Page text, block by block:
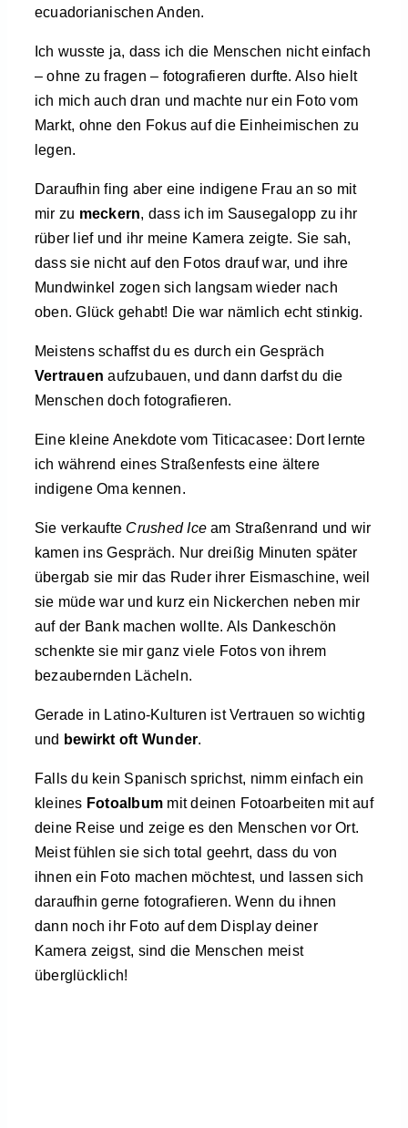
ecuadorianischen Anden.
Ich wusste ja, dass ich die Menschen nicht einfach
– ohne zu fragen – fotografieren durfte. Also hielt
ich mich auch dran und machte nur ein Foto vom
Markt, ohne den Fokus auf die Einheimischen zu
legen.
Daraufhin fing aber eine indigene Frau an so mit
mir zu meckern, dass ich im Sausegalopp zu ihr
rüber lief und ihr meine Kamera zeigte. Sie sah,
dass sie nicht auf den Fotos drauf war, und ihre
Mundwinkel zogen sich langsam wieder nach
oben. Glück gehabt! Die war nämlich echt stinkig.
Meistens schaffst du es durch ein Gespräch
Vertrauen aufzubauen, und dann darfst du die
Menschen doch fotografieren.
Eine kleine Anekdote vom Titicacasee: Dort lernte
ich während eines Straßenfests eine ältere
indigene Oma kennen.
Sie verkaufte Crushed Iceam Straßenrand und wir
kamen ins Gespräch. Nur dreißig Minuten später
übergab sie mir das Ruder ihrer Eismaschine, weil
sie müde war und kurz ein Nickerchen neben mir
auf der Bank machen wollte. Als Dankeschön
schenkte sie mir ganz viele Fotos von ihrem
bezaubernden Lächeln.
Gerade in Latino-Kulturen ist Vertrauen so wichtig
und bewirkt oft Wunder.
Falls du kein Spanisch sprichst, nimm einfach ein
kleines Fotoalbum mit deinen Fotoarbeiten mit auf
deine Reise und zeige es den Menschen vor Ort.
Meist fühlen sie sich total geehrt, dass du von
ihnen ein Foto machen möchtest, und lassen sich
daraufhin gerne fotografieren. Wenn du ihnen
dann noch ihr Foto auf dem Display deiner
Kamera zeigst, sind die Menschen meist
überglücklich!